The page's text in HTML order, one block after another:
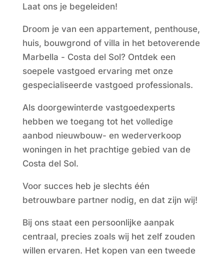
Laat ons je begeleiden!
Droom je van een appartement, penthouse,
huis, bouwgrond of villa in het betoverende
Marbella - Costa del Sol? Ontdek een
soepele vastgoed ervaring met onze
gespecialiseerde vastgoed professionals.
Als doorgewinterde vastgoedexperts
hebben we toegang tot het volledige
aanbod nieuwbouw- en wederverkoop
woningen in het prachtige gebied van de
Costa del Sol.
Voor succes heb je slechts één
betrouwbare partner nodig, en dat zijn wij!
Bij ons staat een persoonlijke aanpak
centraal, precies zoals wij het zelf zouden
willen ervaren. Het kopen van een tweede